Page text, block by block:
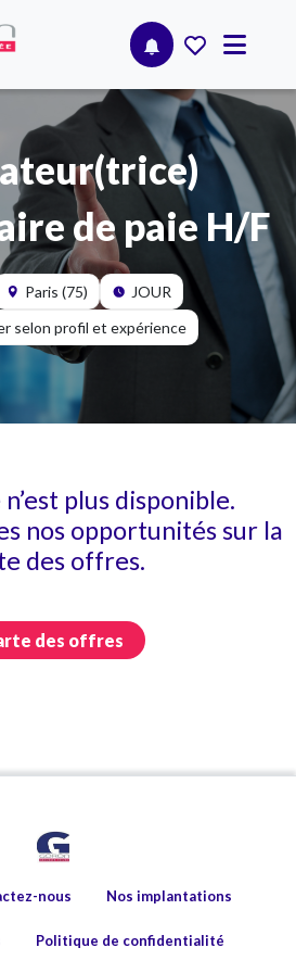
de paie H/F
Paris (75)
JOUR
selon profil et expérience
plus disponible.
nos opportunités sur la
des offres.
des offres
nous Nos implantations
Politique de confidentialité